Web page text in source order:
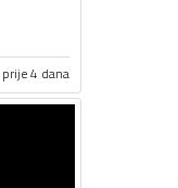
prije 4 dana